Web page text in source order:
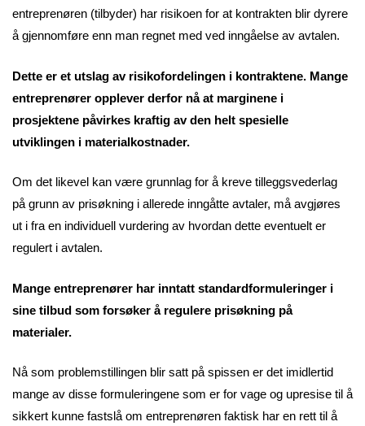
entreprenøren (tilbyder) har risikoen for at kontrakten blir dyrere
å gjennomføre enn man regnet med ved inngåelse av avtalen.
Dette er et utslag av risikofordelingen i kontraktene. Mange
entreprenører opplever derfor nå at marginene i
prosjektene påvirkes kraftig av den helt spesielle
utviklingen i materialkostnader.
Om det likevel kan være grunnlag for å kreve tilleggsvederlag
på grunn av prisøkning i allerede inngåtte avtaler, må avgjøres
ut i fra en individuell vurdering av hvordan dette eventuelt er
regulert i avtalen.
Mange entreprenører har inntatt standardformuleringer i
sine tilbud som forsøker å regulere prisøkning på
materialer.
Nå som problemstillingen blir satt på spissen er det imidlertid
mange av disse formuleringene som er for vage og upresise til å
sikkert kunne fastslå om entreprenøren faktisk har en rett til å